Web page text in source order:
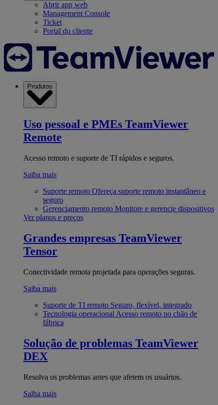
Abrir app web
Management Console
Ticket
Portal do cliente
Produtos
Uso pessoal e PMEs TeamViewer
Remote
Acesso remoto e suporte de TI rápidos e seguros.
Saiba mais
Suporte remoto Ofereça suporte remoto instantâneo e
seguro
Gerenciamento remoto Monitore e gerencie dispositivos
Ver planos e preços
Grandes empresas TeamViewer
Tensor
Conectividade remota projetada para operações seguras.
Saiba mais
Suporte de TI remoto Seguro, flexível, integrado
Tecnologia operacional Acesso remoto no chão de
fábrica
Solução de problemas TeamViewer
DEX
Resolva os problemas antes que afetem os usuários.
Saiba mais